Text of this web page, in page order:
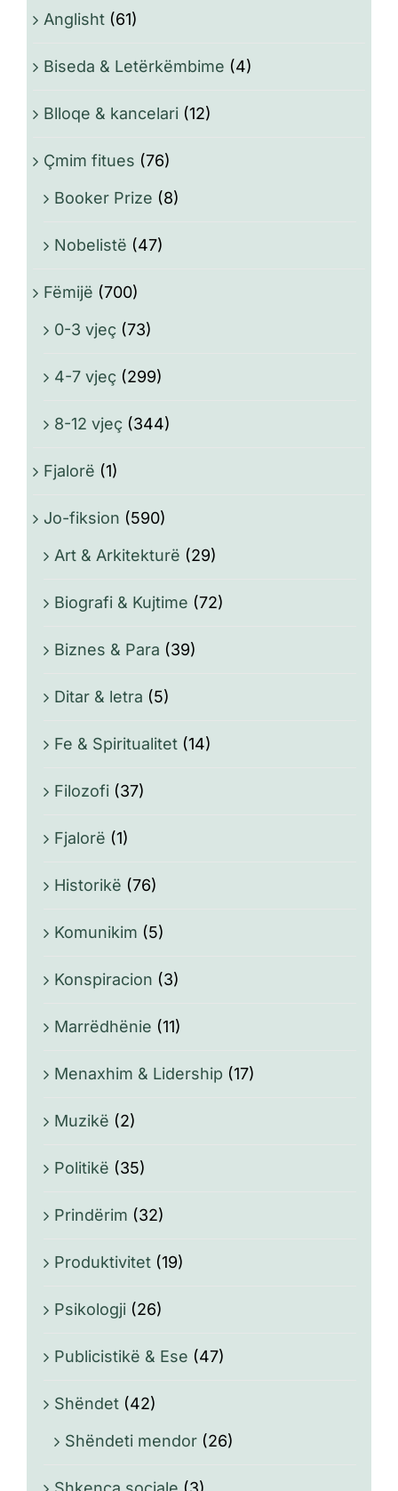
Anglisht (61)
Biseda & Letërkëmbime (4)
Blloqe & kancelari (12)
Çmim fitues (76)
Booker Prize (8)
Nobelistë (47)
Fëmijë (700)
0-3 vjeç (73)
4-7 vjeç (299)
8-12 vjeç (344)
Fjalorë (1)
Jo-fiksion (590)
Art & Arkitekturë (29)
Biografi & Kujtime (72)
Biznes & Para (39)
Ditar & letra (5)
Fe & Spiritualitet (14)
Filozofi (37)
Fjalorë (1)
Historikë (76)
Komunikim (5)
Konspiracion (3)
Marrëdhënie (11)
Menaxhim & Lidership (17)
Muzikë (2)
Politikë (35)
Prindërim (32)
Produktivitet (19)
Psikologji (26)
Publicistikë & Ese (47)
Shëndet (42)
Shëndeti mendor (26)